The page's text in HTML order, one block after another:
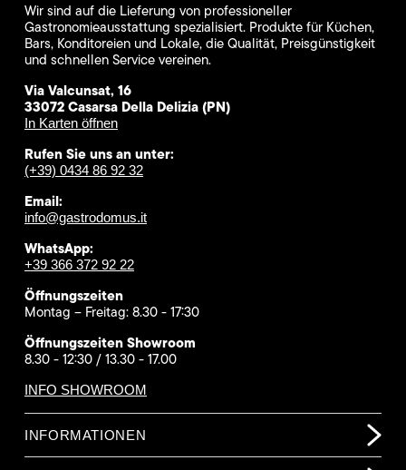
Wir sind auf die Lieferung von professioneller
Gastronomieausstattung spezialisiert. Produkte für Küchen,
Bars, Konditoreien und Lokale, die Qualität, Preisgünstigkeit
und schnellen Service vereinen.
Via Valcunsat, 16
33072 Casarsa Della Delizia (PN)
In Karten öffnen
Rufen Sie uns an unter:
(+39) 0434 86 92 32
Email:
info@gastrodomus.it
WhatsApp:
+39 366 372 92 22
Öffnungszeiten
Montag – Freitag: 8.30 - 17:30
Öffnungszeiten Showroom
8.30 - 12:30 / 13.30 - 17.00
INFO SHOWROOM
INFORMATIONEN